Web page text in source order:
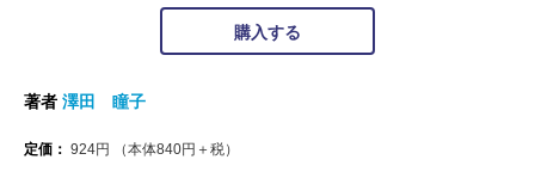
購入する
著者 澤田 瞳子
定価： 924円 （本体840円＋税）